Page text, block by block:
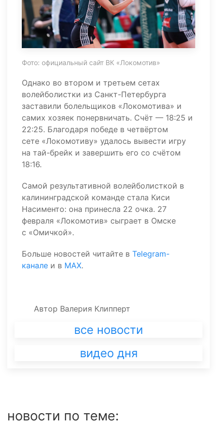
Фото: официальный сайт ВК «Локомотив»
Однако во втором и третьем сетах
волейболистки из Санкт-Петербурга
заставили болельщиков «Локомотива» и
самих хозяек понервничать. Счёт — 18:25 и
22:25. Благодаря победе в четвёртом
сете «Локомотиву» удалось вывести игру
на тай-брейк и завершить его со счётом
18:16.
Самой результативной волейболисткой в
калининградской команде стала Киси
Насименто: она принесла 22 очка. 27
февраля «Локомотив» сыграет в Омске
с «Омичкой».
Больше новостей читайте в Telegram-
канале и в MAX.
Автор Валерия Клипперт
все новости
видео дня
новости по теме: